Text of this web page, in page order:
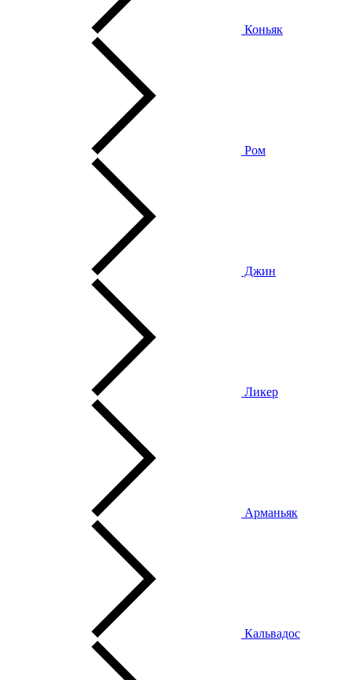
Коньяк
Ром
Джин
Ликер
Арманьяк
Кальвадос